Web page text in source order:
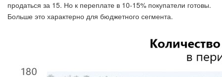
продаться за 15. Но к переплате в 10-15% покупатели готовы.
Больше это характерно для бюджетного сегмента.